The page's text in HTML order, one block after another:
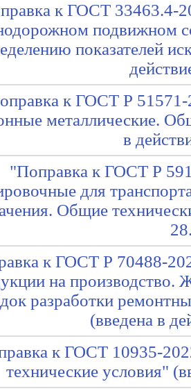
к ГОСТ 33463.4-
подвижном
показателей
к ГОСТ Р 51571-
металлические.
в
"Поправка к ГОСТ Р
для
Общие
к ГОСТ Р 70488-
на производство.
разработки
(введена в
к ГОСТ 10935-
технические условия"